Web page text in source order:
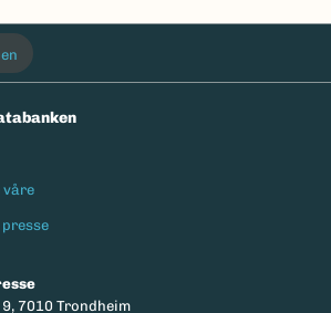
våre
7010 Trondheim